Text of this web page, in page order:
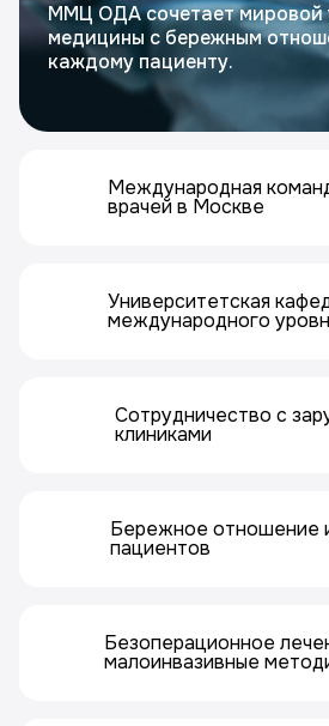
ММЦ ОДА сочетает мировой
медицины с бережным
каждому пациенту.
Международная
врачей в Москве
Университетская
международного
Сотрудничество с
клиниками
Бережное отношение
пациентов
Безоперационное
малоинвазивные